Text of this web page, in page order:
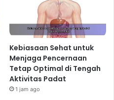
Kebiasaan Sehat untuk
Menjaga Pencernaan
Tetap Optimal di Tengah
Aktivitas Padat
1 jam ago